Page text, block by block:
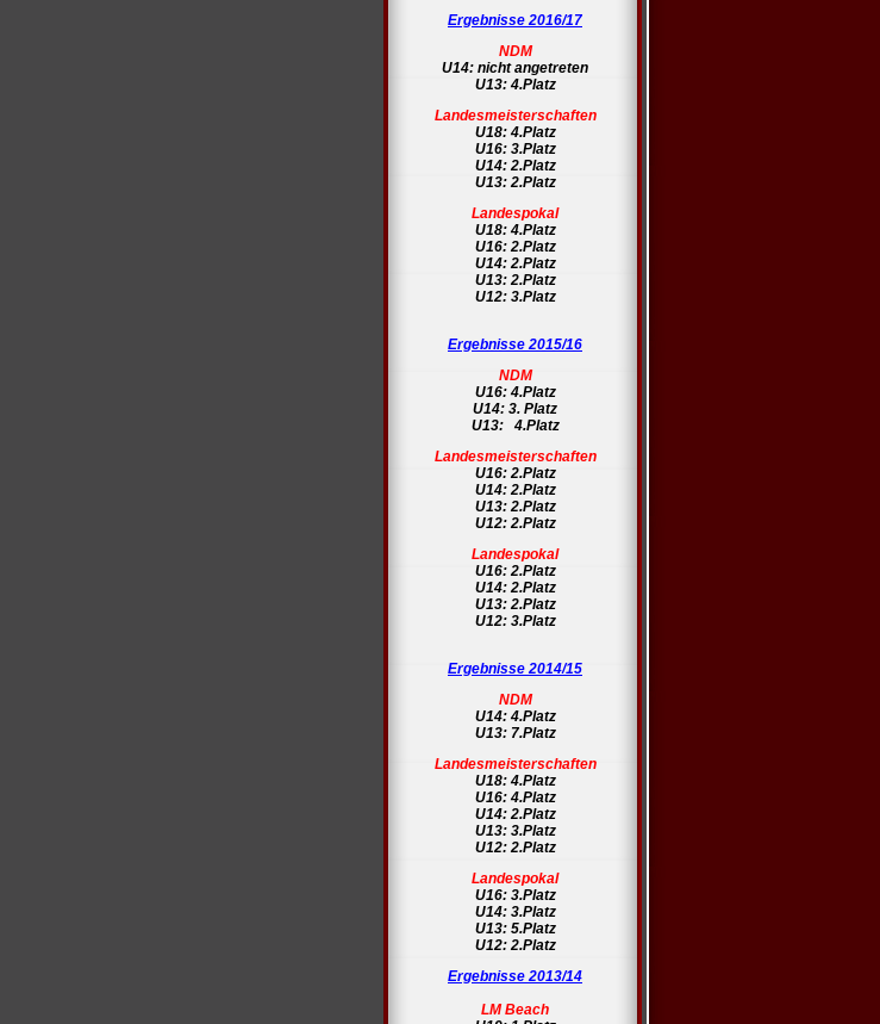
Ergebnisse 2016/17
NDM
U14: nicht angetreten
U13: 4.Platz
Landesmeisterschaften
U18: 4.Platz
U16: 3.Platz
U14: 2.Platz
U13: 2.Platz
Landespokal
U18: 4.Platz
U16: 2.Platz
U14: 2.Platz
U13: 2.Platz
U12: 3.Platz
Ergebnisse 2015/16
NDM
U16: 4.Platz
U14: 3. Platz
U13: 4.Platz
Landesmeisterschaften
U16: 2.Platz
U14: 2.Platz
U13: 2.Platz
U12: 2.Platz
Landespokal
U16: 2.Platz
U14: 2.Platz
U13: 2.Platz
U12: 3.Platz
Ergebnisse 2014/15
NDM
U14: 4.Platz
U13: 7.Platz
Landesmeisterschaften
U18: 4.Platz
U16: 4.Platz
U14: 2.Platz
U13: 3.Platz
U12: 2.Platz
Landespokal
U16: 3.Platz
U14: 3.Platz
U13: 5.Platz
U12: 2.Platz
Ergebnisse 2013/14
LM Beach